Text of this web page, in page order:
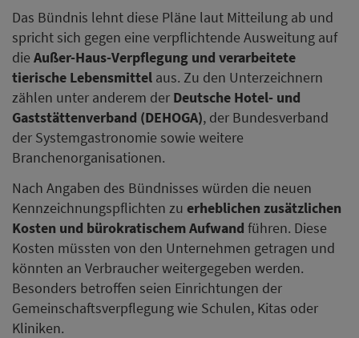
Das Bündnis lehnt diese Pläne laut Mitteilung ab und
spricht sich gegen eine verpflichtende Ausweitung auf
die Außer-Haus-Verpflegung und verarbeitete
tierische Lebensmittel aus. Zu den Unterzeichnern
zählen unter anderem der Deutsche Hotel- und
Gaststättenverband (DEHOGA), der Bundesverband
der Systemgastronomie sowie weitere
Branchenorganisationen.
Nach Angaben des Bündnisses würden die neuen
Kennzeichnungspflichten zu erheblichen zusätzlichen
Kosten und bürokratischem Aufwand führen. Diese
Kosten müssten von den Unternehmen getragen und
könnten an Verbraucher weitergegeben werden.
Besonders betroffen seien Einrichtungen der
Gemeinschaftsverpflegung wie Schulen, Kitas oder
Kliniken.